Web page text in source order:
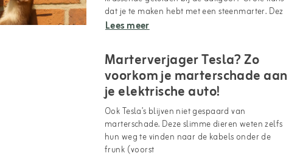
dat je te maken hebt met een steenmarter. Dez
Lees meer
Marterverjager Tesla? Zo
voorkom je marterschade aan
je elektrische auto!
Ook Tesla’s blijven niet gespaard van
marterschade. Deze slimme dieren weten zelfs
hun weg te vinden naar de kabels onder de
frunk (voorst